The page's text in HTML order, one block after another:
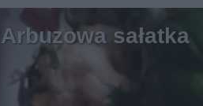
Arbuzowa sałatka